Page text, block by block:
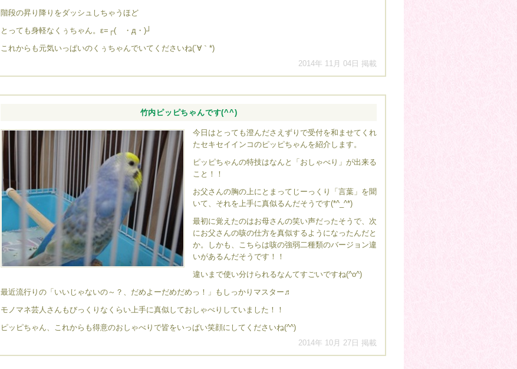
階段の昇り降りをダッシュしちゃうほど
とっても身軽なくぅちゃん。ε=┌( ・д・)┘
これからも元気いっぱいのくぅちゃんでいてくださいね(´∀｀*)
2014年 11月 04日 掲載
竹内ピッピちゃんです(^^)
今日はとっても澄んださえずりで受付を和ませてくれ
たセキセイインコのピッピちゃんを紹介します。
ピッピちゃんの特技はなんと「おしゃべり」が出来る
こと！！
お父さんの胸の上にとまってじーっくり「言葉」を聞
いて、それを上手に真似るんだそうです(*^_^*)
最初に覚えたのはお母さんの笑い声だったそうで、次
にお父さんの咳の仕方を真似するようになったんだと
か。しかも、こちらは咳の強弱二種類のバージョン違
いがあるんだそうです！！
違いまで使い分けられるなんてすごいですね(^o^)
最近流行りの「いいじゃないの～？、だめよーだめだめっ！」もしっかりマスター♬
モノマネ芸人さんもびっくりなくらい上手に真似しておしゃべりしていました！！
ピッピちゃん、これからも得意のおしゃべりで皆をいっぱい笑顔にしてくださいね(^^)
2014年 10月 27日 掲載